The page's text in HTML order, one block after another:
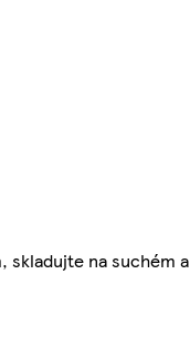
skladujte na suchém a